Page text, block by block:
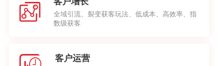
全域引流、裂变获客玩法、低成本、高效率、指
数级获客
客户运营